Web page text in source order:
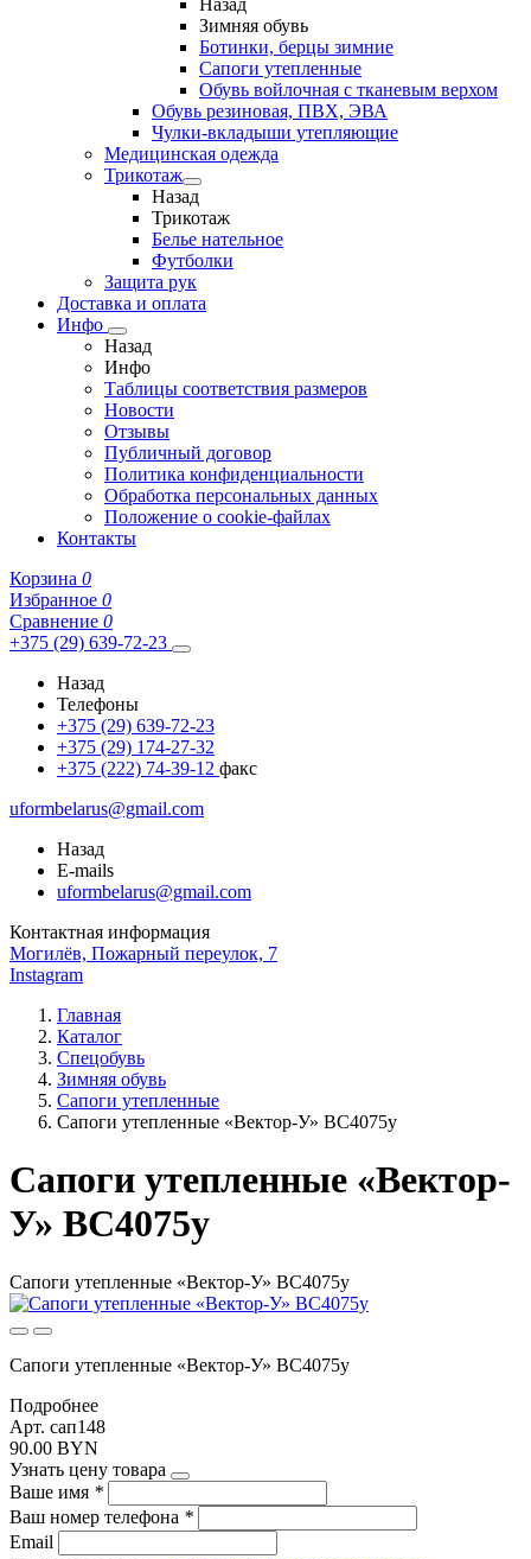
Назад
Зимняя обувь
Ботинки, берцы зимние
Сапоги утепленные
Обувь войлочная с тканевым верхом
Обувь резиновая, ПВХ, ЭВА
Чулки-вкладыши утепляющие
Медицинская одежда
Трикотаж
Назад
Трикотаж
Белье нательное
Футболки
Защита рук
Доставка и оплата
Инфо
Назад
Инфо
Таблицы соответствия размеров
Новости
Отзывы
Публичный договор
Политика конфиденциальности
Обработка персональных данных
Положение о cookie-файлах
Контакты
Корзина 0
Избранное 0
Сравнение 0
+375 (29) 639-72-23
Назад
Телефоны
+375 (29) 639-72-23
+375 (29) 174-27-32
+375 (222) 74-39-12 факс
uformbelarus@gmail.com
Назад
E-mails
uformbelarus@gmail.com
Контактная информация
Могилёв, Пожарный переулок, 7
Instagram
Главная
Каталог
Спецобувь
Зимняя обувь
Сапоги утепленные
Сапоги утепленные «Вектор-У» ВС4075у
Сапоги утепленные «Вектор-
У» ВС4075у
Сапоги утепленные «Вектор-У» ВС4075у
Сапоги утепленные «Вектор-У» ВС4075у
Подробнее
Арт. сап148
90.00 BYN
Узнать цену товара
Ваше имя *
Ваш номер телефона *
Email